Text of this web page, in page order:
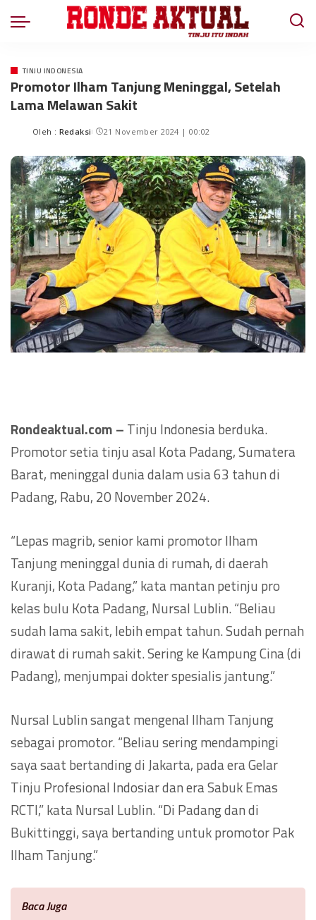
TINJU INDONESIA
Promotor Ilham Tanjung Meninggal, Setelah
Lama Melawan Sakit
Oleh : Redaksi 21 November 2024 | 00:02
Rondeaktual.com – Tinju Indonesia berduka.
Promotor setia tinju asal Kota Padang, Sumatera
Barat, meninggal dunia dalam usia 63 tahun di
Padang, Rabu, 20 November 2024.
“Lepas magrib, senior kami promotor Ilham
Tanjung meninggal dunia di rumah, di daerah
Kuranji, Kota Padang,” kata mantan petinju pro
kelas bulu Kota Padang, Nursal Lublin. “Beliau
sudah lama sakit, lebih empat tahun. Sudah pernah
dirawat di rumah sakit. Sering ke Kampung Cina (di
Padang), menjumpai dokter spesialis jantung.”
Nursal Lublin sangat mengenal Ilham Tanjung
sebagai promotor. “Beliau sering mendampingi
saya saat bertanding di Jakarta, pada era Gelar
Tinju Profesional Indosiar dan era Sabuk Emas
RCTI,” kata Nursal Lublin. “Di Padang dan di
Bukittinggi, saya bertanding untuk promotor Pak
Ilham Tanjung.”
Baca Juga